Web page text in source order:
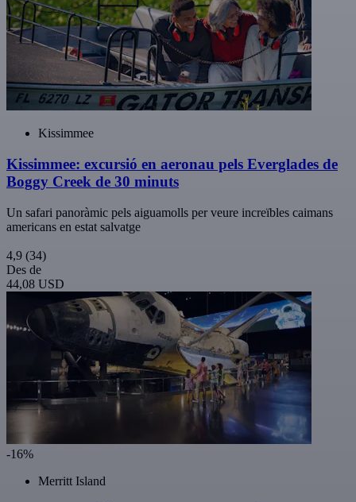
Kissimmee
Kissimmee: excursió en aeronau pels Everglades de
Boggy Creek de 30 minuts
Un safari panoràmic pels aiguamolls per veure increïbles caimans
americans en estat salvatge
4,9 (34)
Des de
44,08 USD
-16%
Merritt Island